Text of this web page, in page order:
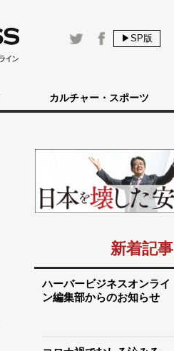
▶SP版
カルチャー・スポーツ
新着記事
ハーバービジネスオンライ
ン編集部からのお知らせ